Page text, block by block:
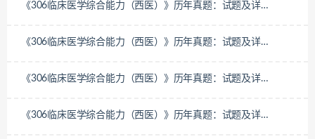
《306临床医学综合能力（西医）》历年真题：试题及详
《306临床医学综合能力（西医）》历年真题：试题及详
《306临床医学综合能力（西医）》历年真题：试题及详
《306临床医学综合能力（西医）》历年真题：试题及详